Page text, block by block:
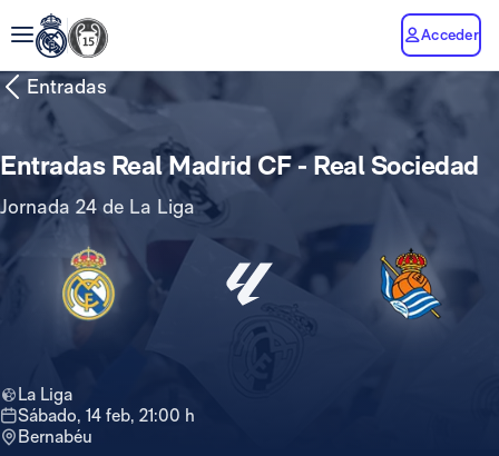
Acceder
Entradas
Entradas Real Madrid CF - Real Sociedad
Jornada 24 de La Liga
La Liga
sábado, 14 feb, 21:00 h
Bernabéu